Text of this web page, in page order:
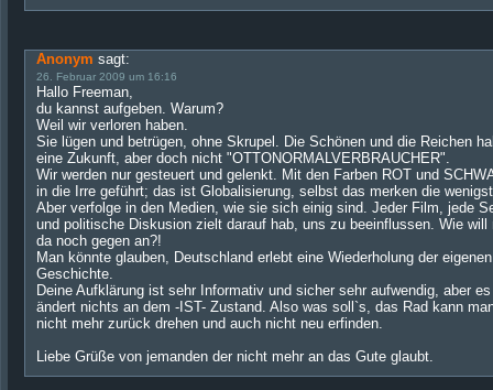
Anonym sagt:
26. Februar 2009 um 16:16
Hallo Freeman,
du kannst aufgeben. Warum?
Weil wir verloren haben.
Sie lügen und betrügen, ohne Skrupel. Die Schönen und die Reichen
eine Zukunft, aber doch nicht "OTTONORMALVERBRAUCHER".
Wir werden nur gesteuert und gelenkt. Mit den Farben ROT und
in die Irre geführt; das ist Globalisierung, selbst das merken die
Aber verfolge in den Medien, wie sie sich einig sind. Jeder Film, jede
und politische Diskusion zielt darauf hab, uns zu beeinflussen. Wie will
da noch gegen an?!
Man könnte glauben, Deutschland erlebt eine Wiederholung der eigenen
Geschichte.
Deine Aufklärung ist sehr Informativ und sicher sehr aufwendig, aber es
ändert nichts an dem -IST- Zustand. Also was soll`s, das Rad kann
nicht mehr zurück drehen und auch nicht neu erfinden.
Liebe Grüße von jemanden der nicht mehr an das Gute glaubt.